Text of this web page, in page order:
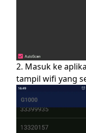
2. Masuk ke
tampil wifi yang